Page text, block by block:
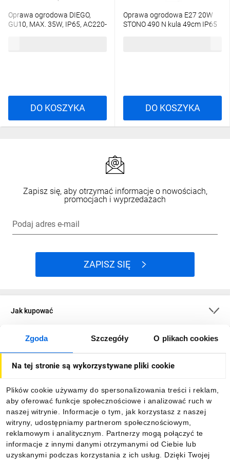
Zgoda Szczegóły O plikach cookies
Na tej stronie są wykorzystywane pliki cookie
Plików cookie używamy do spersonalizowania treści i reklam,
aby oferować funkcje społecznościowe i analizować ruch w
naszej witrynie. Informacje o tym, jak korzystasz z naszej
witryny, udostępniamy partnerom społecznościowym,
reklamowym i analitycznym. Partnerzy mogą połączyć te
informacje z innymi danymi otrzymanymi od Ciebie lub
uzyskanymi podczas korzystania z ich usług. Dzięki Twojej
Oprawa ogrodowa DIEGO,
GU10, MAX. 35W, IP65, AC220-
DO KOSZYKA
Oprawa ogrodowa E27 20W
STONO 490 N kula 49cm IP65
DO KOSZYKA
Zapisz się, aby otrzymać informacje o nowościach,
promocjach i wyprzedażach
Podaj adres e-mail
ZAPISZ SIĘ
Jak kupować
O firmie
Informacje
Pobierz naszą aplikację mobilną: